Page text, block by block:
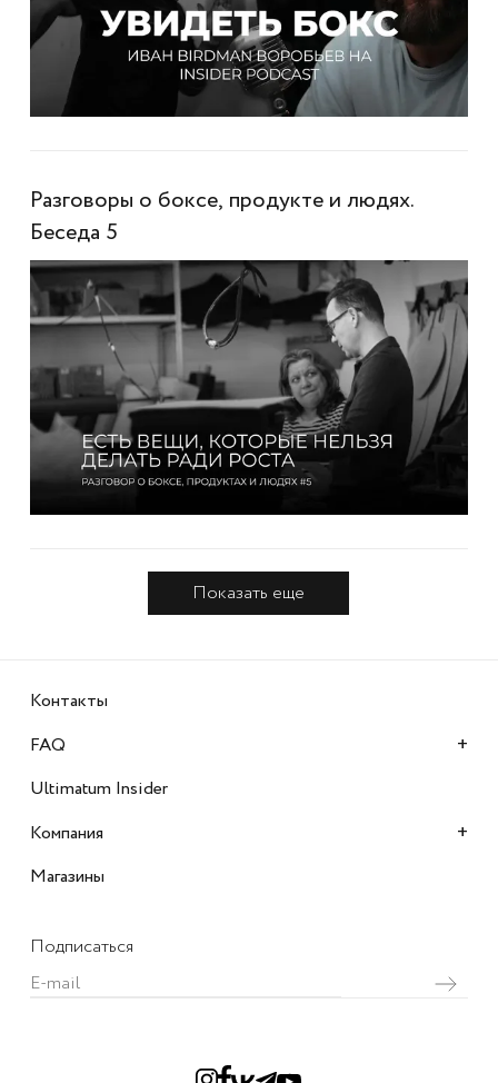
Разговоры о боксе, продукте и людях.
Беседа 5
Показать еще
Контакты
FAQ
+
Ultimatum Insider
Компания
+
Магазины
Подписаться